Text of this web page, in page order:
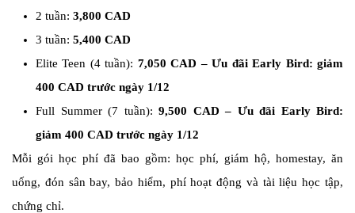
2 tuần: 3,800 CAD
3 tuần: 5,400 CAD
Elite Teen (4 tuần): 7,050 CAD – Ưu đãi Early Bird: giảm
400 CAD trước ngày 1/12
Full Summer (7 tuần): 9,500 CAD – Ưu đãi Early Bird:
giảm 400 CAD trước ngày 1/12
Mỗi gói học phí đã bao gồm: học phí, giám hộ, homestay, ăn
uống, đón sân bay, bảo hiểm, phí hoạt động và tài liệu học tập,
chứng chỉ.